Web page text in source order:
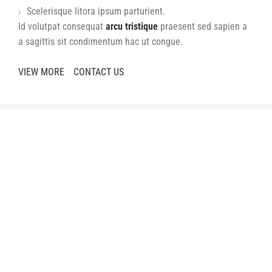
Scelerisque litora ipsum parturient.
Id volutpat consequat arcu tristique praesent sed sapien a
a sagittis sit condimentum hac ut congue.
VIEW MORE CONTACT US